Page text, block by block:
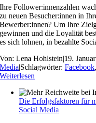
Ihre Follower:innenzahlen
zu neuen Besucher:innen in
Bewerber:innen? Um Ihre
gewinnen und die Loyalität
es sich lohnen, in bezahlte
Von:Lena Hohlstein|19.
Media|Schlagwörter:Facebook
Weiterlesen
Die Erfolgsfaktoren für
Social Media